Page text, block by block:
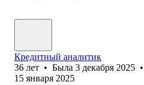
Кредитный аналитик
36 лет • Была 3 декабря 2025 •
15 января 2025